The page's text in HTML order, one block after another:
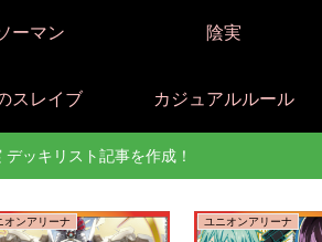
ーマン 陰実
スレイブ カジュアルルール
ッキリスト記事を作成！
オンアリーナ ユニオンアリーナ